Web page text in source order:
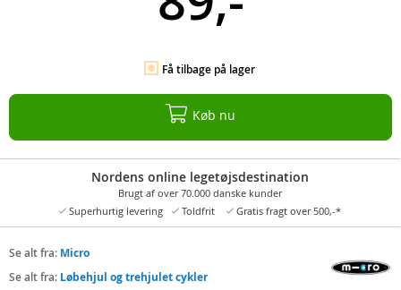
Få tilbage på lager
Køb nu
Nordens online legetøjsdestination
Brugt af over 70.000 danske kunder
Superhurtig levering
Toldfrit Gratis fragt over 500,-*
Se alt fra: Micro
Se alt fra: Løbehjul og trehjulet cykler